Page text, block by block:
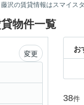
沢の賃貸情報はスマイス
物件一覧
お
38件
変更